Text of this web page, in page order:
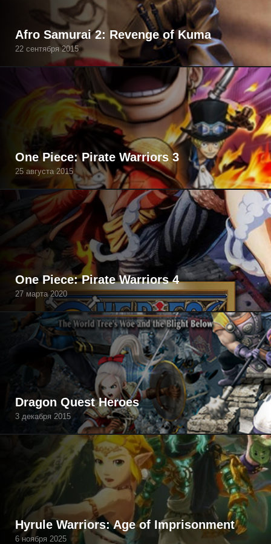
Afro Samurai 2: Revenge of Kuma
22 сентября 2015
One Piece: Pirate Warriors 3
25 августа 2015
One Piece: Pirate Warriors 4
27 марта 2020
Dragon Quest Heroes
3 декабря 2015
Hyrule Warriors: Age of Imprisonment
6 ноября 2025